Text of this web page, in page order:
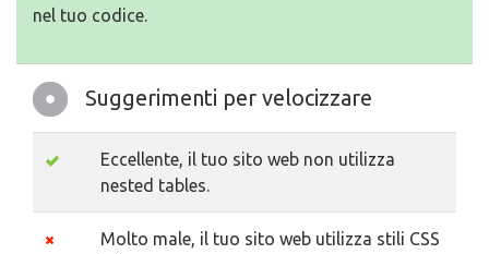
nel tuo codice.
Suggerimenti per velocizzare
Eccellente, il tuo sito web non utilizza
nested tables.
Molto male, il tuo sito web utilizza stili CSS